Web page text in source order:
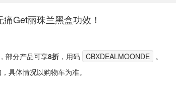
Get丽珠兰黑盒功效！
部分产品可享8折 ，用码 CBXDEALMOONDE 。
具体情况以购物车为准。